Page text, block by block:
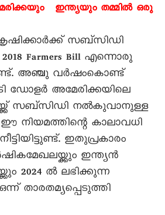
ഇന്ത്യയും തമ്മിൽ ഒരു
സബ്‌സിഡി
Farmers Bill എന്നൊരു
അഞ്ചു വർഷംകൊണ്ട്
ഡോളർ അമേരിക്കയിലെ
സബ്‌സിഡി നൽകുവാനുള്ള
നിയമത്തിന്റെ കാലാവധി
ഇതുപ്രകാരം
ഇന്ത്യൻ
2024 ൽ ലഭിക്കുന്ന
താരതമ്യപ്പെടുത്തി